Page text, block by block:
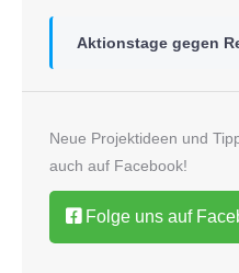
Aktionstage gegen
Neue Projektideen und
auch auf Facebook!
Folge uns auf